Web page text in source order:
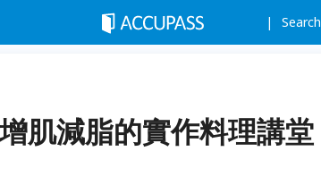
Search
肌減脂的實作料理講堂